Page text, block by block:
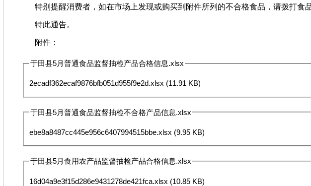
特别提醒消费者，如在市场上发现或购买到附件所列的不合格食品，请拨打食
特此通告。
附件：
于田县5月普通食品监督抽检产品合格信息.xlsx
2ecadf362ecaf9876bfb051d955f9e2d.xlsx (11.91 KB)
于田县5月普通食品监督抽检不合格产品信息.xlsx
ebe8a8487cc445e956c6407994515bbe.xlsx (9.95 KB)
于田县5月食用农产品监督抽检产品合格信息.xlsx
16d04a9e3f15d286e9431278de421fca.xlsx (10.85 KB)